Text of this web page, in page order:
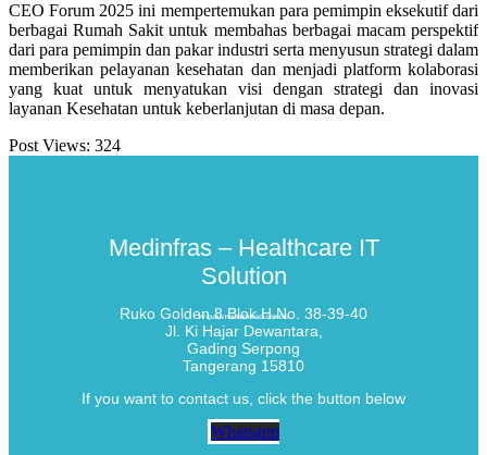
CEO Forum 2025 ini mempertemukan para pemimpin eksekutif dari
berbagai Rumah Sakit untuk membahas berbagai macam perspektif
dari para pemimpin dan pakar industri serta menyusun strategi dalam
memberikan pelayanan kesehatan dan menjadi platform kolaborasi
yang kuat untuk menyatukan visi dengan strategi dan inovasi
layanan Kesehatan untuk keberlanjutan di masa depan.
Post Views: 324
Medinfras – Healthcare IT
Solution
PT QUANTUM INFRA SOLUSINDO
Ruko Golden 8 Blok H No. 38-39-40
Jl. Ki Hajar Dewantara,
Gading Serpong
Tangerang 15810
If you want to contact us, click the button below
Whatsapp